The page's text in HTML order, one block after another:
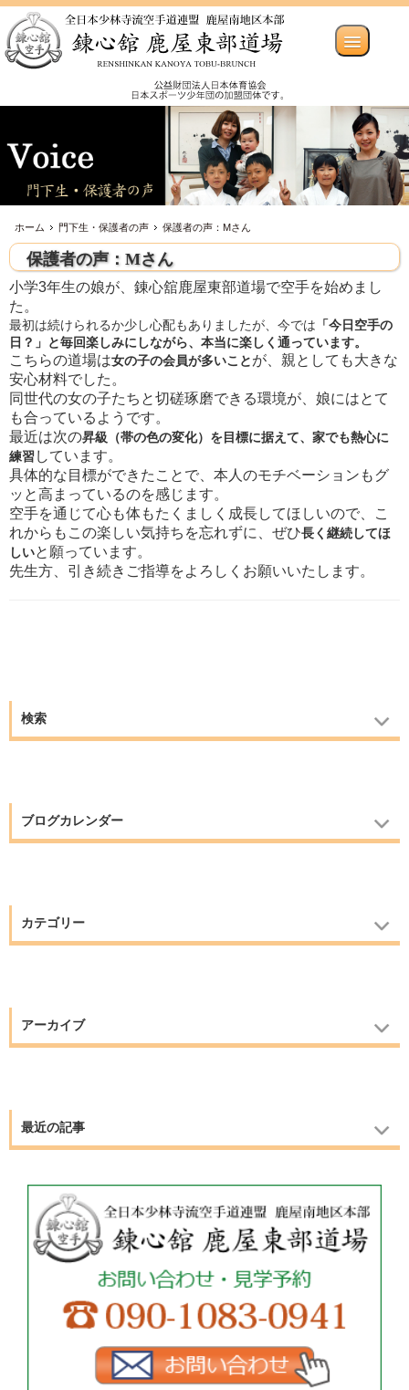
ホーム 門下生・保護者の声 保護者の声：Мさん
保護者の声：Мさん
小学3年生の娘が、錬心舘鹿屋東部道場で空手を始めまし
た。
最初は続けられるか少し心配もありましたが、今では 「今日空手の
日？」と毎回楽しみにしながら、本当に楽しく通っています。
こちらの道場は女の子の会員が多いことが、親としても大きな
安心材料でした。
同世代の女の子たちと切磋琢磨できる環境が、娘にはとて
も合っているようです。
最近は次の昇級（帯の色の変化）を目標に据えて、家でも熱心に
練習しています。
具体的な目標ができたことで、本人のモチベーションもグ
ッと高まっているのを感じます。
空手を通じて心も体もたくましく成長してほしいので、こ
れからもこの楽しい気持ちを忘れずに、ぜひ長く継続してほ
しいと願っています。
先生方、引き続きご指導をよろしくお願いいたします。
検索
ブログカレンダー
カテゴリー
アーカイブ
最近の記事